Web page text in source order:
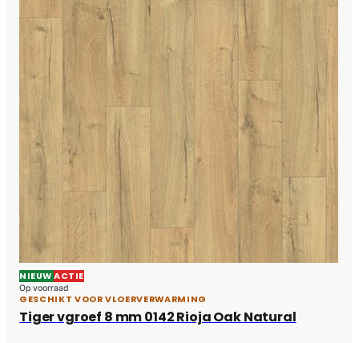
NIEUWACTIE
Op voorraad
GESCHIKT VOOR VLOERVERWARMING
Tiger vgroef 8 mm 0142 Rioja Oak Natural